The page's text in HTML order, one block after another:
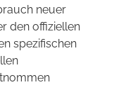
neuer
den offiziellen
spezifischen